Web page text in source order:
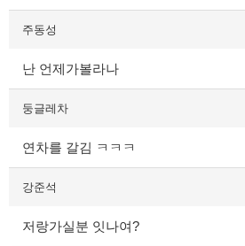
주동성
난 언제가볼라나
둥글레차
연차를 갈김 ㅋㅋㅋ
강준석
저랑가실분 잇나여?